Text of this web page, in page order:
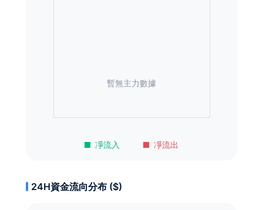
凈流入 凈流出
暫無主力數據
24H資金流向分布 ($)